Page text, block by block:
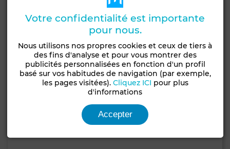
Votre confidentialité est importante
pour nous.
Nous utilisons nos propres cookies et ceux de tiers à
des fins d'analyse et pour vous montrer des
publicités personnalisées en fonction d'un profil
basé sur vos habitudes de navigation (par exemple,
les pages visitées). Cliquez ICI pour plus
d'informations
Accepter